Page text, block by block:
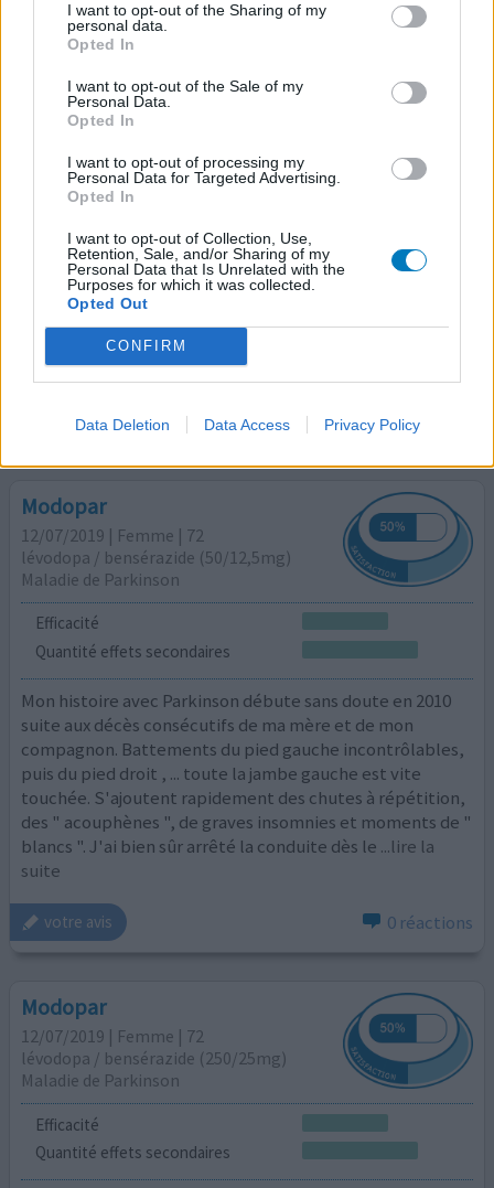
I want to opt-out of the Sharing of my
personal data.
Opted In
I want to opt-out of the Sale of my
Personal Data.
Opted In
I want to opt-out of processing my
Personal Data for Targeted Advertising.
Opted In
I want to opt-out of Collection, Use,
Retention, Sale, and/or Sharing of my
Personal Data that Is Unrelated with the
Purposes for which it was collected.
Opted Out
CONFIRM
Data Deletion Data Access Privacy Policy
une semaine passée le traitement et to
...lire la suite
Modopar
06/02/2020 | Femme | 69
lévodopa / bensérazide (50/12,5mg)
Efficacité
Quantité effets secondaires
Diagnostiquée il y a 2 ans atteinte depuis 7a8ans
Changement Levodopa suite à ecxéma cou et bras
votre avis 0 réactions
Modopar
12/07/2019 | Femme | 72
lévodopa / bensérazide (50/12,5mg)
Maladie de Parkinson
Efficacité
Quantité effets secondaires
Mon histoire avec Parkinson débute sans doute en 2010
suite aux décès consécutifs de ma mère et de mon
compagnon. Battements du pied gauche incontrôlables,
puis du pied droit , ... toute la jambe gauche est vite
touchée. S'ajoutent rapidement des chutes à répétition,
des " acouphènes ", de graves insomnies et moments de "
blancs ". J'ai bien sûr arrêté la conduite dès le ...lire la
suite
votre avis 0 réactions
Modopar
12/07/2019 | Femme | 72
lévodopa / bensérazide (250/25mg)
Maladie de Parkinson
Efficacité
Quantité effets secondaires